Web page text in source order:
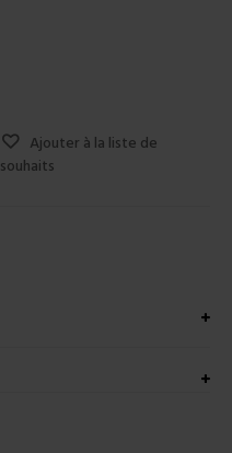
Ajouter à la liste de
souhaits